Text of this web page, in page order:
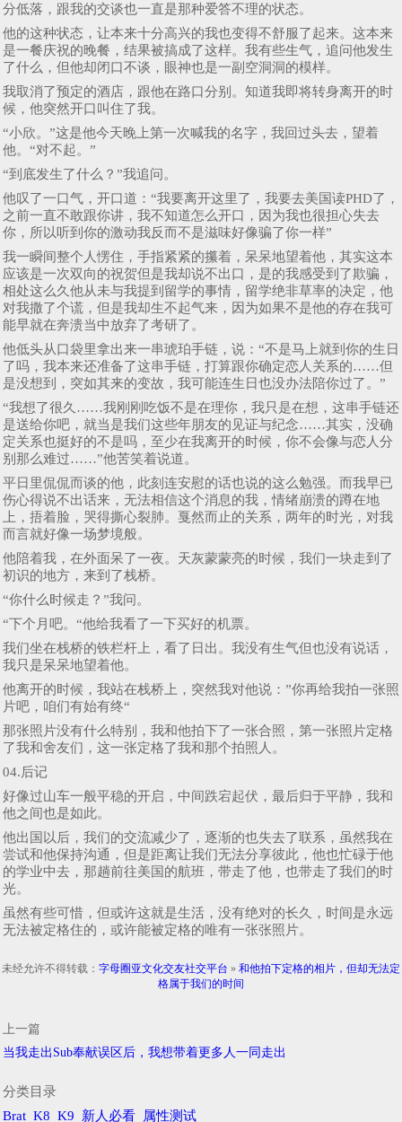
分低落，跟我的交谈也一直是那种爱答不理的状态。
他的这种状态，让本来十分高兴的我也变得不舒服了起来。这本来
是一餐庆祝的晚餐，结果被搞成了这样。我有些生气，追问他发生
了什么，但他却闭口不谈，眼神也是一副空洞洞的模样。
我取消了预定的酒店，跟他在路口分别。知道我即将转身离开的时
候，他突然开口叫住了我。
“小欣。”这是他今天晚上第一次喊我的名字，我回过头去，望着
他。“对不起。”
“到底发生了什么？”我追问。
他叹了一口气，开口道：“我要离开这里了，我要去美国读PHD了，
之前一直不敢跟你讲，我不知道怎么开口，因为我也很担心失去
你，所以听到你的激动我反而不是滋味好像骗了你一样”
我一瞬间整个人愣住，手指紧紧的攥着，呆呆地望着他，其实这本
应该是一次双向的祝贺但是我却说不出口，是的我感受到了欺骗，
相处这么久他从未与我提到留学的事情，留学绝非草率的决定，他
对我撒了个谎，但是我却生不起气来，因为如果不是他的存在我可
能早就在奔溃当中放弃了考研了。
他低头从口袋里拿出来一串琥珀手链，说：“不是马上就到你的生日
了吗，我本来还准备了这串手链，打算跟你确定恋人关系的……但
是没想到，突如其来的变故，我可能连生日也没办法陪你过了。”
“我想了很久……我刚刚吃饭不是在理你，我只是在想，这串手链还
是送给你吧，就当是我们这些年朋友的见证与纪念……其实，没确
定关系也挺好的不是吗，至少在我离开的时候，你不会像与恋人分
别那么难过……”他苦笑着说道。
平日里侃侃而谈的他，此刻连安慰的话也说的这么勉强。而我早已
伤心得说不出话来，无法相信这个消息的我，情绪崩溃的蹲在地
上，捂着脸，哭得撕心裂肺。戛然而止的关系，两年的时光，对我
而言就好像一场梦境般。
他陪着我，在外面呆了一夜。天灰蒙蒙亮的时候，我们一块走到了
初识的地方，来到了栈桥。
“你什么时候走？”我问。
“下个月吧。“他给我看了一下买好的机票。
我们坐在栈桥的铁栏杆上，看了日出。我没有生气但也没有说话，
我只是呆呆地望着他。
他离开的时候，我站在栈桥上，突然我对他说：”你再给我拍一张照
片吧，咱们有始有终“
那张照片没有什么特别，我和他拍下了一张合照，第一张照片定格
了我和舍友们，这一张定格了我和那个拍照人。
04.后记
好像过山车一般平稳的开启，中间跌宕起伏，最后归于平静，我和
他之间也是如此。
他出国以后，我们的交流减少了，逐渐的也失去了联系，虽然我在
尝试和他保持沟通，但是距离让我们无法分享彼此，他也忙碌于他
的学业中去，那趟前往美国的航班，带走了他，也带走了我们的时
光。
虽然有些可惜，但或许这就是生活，没有绝对的长久，时间是永远
无法被定格住的，或许能被定格的唯有一张张照片。
未经允许不得转载： 字母圈亚文化交友社交平台 » 和他拍下定格的相片，但却无法定
格属于我们的时间
上一篇
当我走出Sub奉献误区后，我想带着更多人一同走出
分类目录
Brat K8 K9 新人必看 属性测试